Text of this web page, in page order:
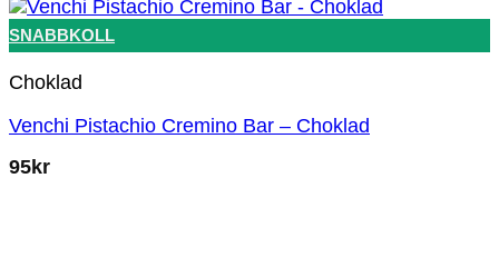
SNABBKOLL
Choklad
Venchi Pistachio Cremino Bar – Choklad
95kr